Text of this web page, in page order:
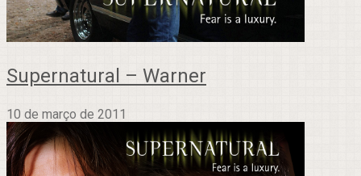
Supernatural – Warner
10 de março de 2011